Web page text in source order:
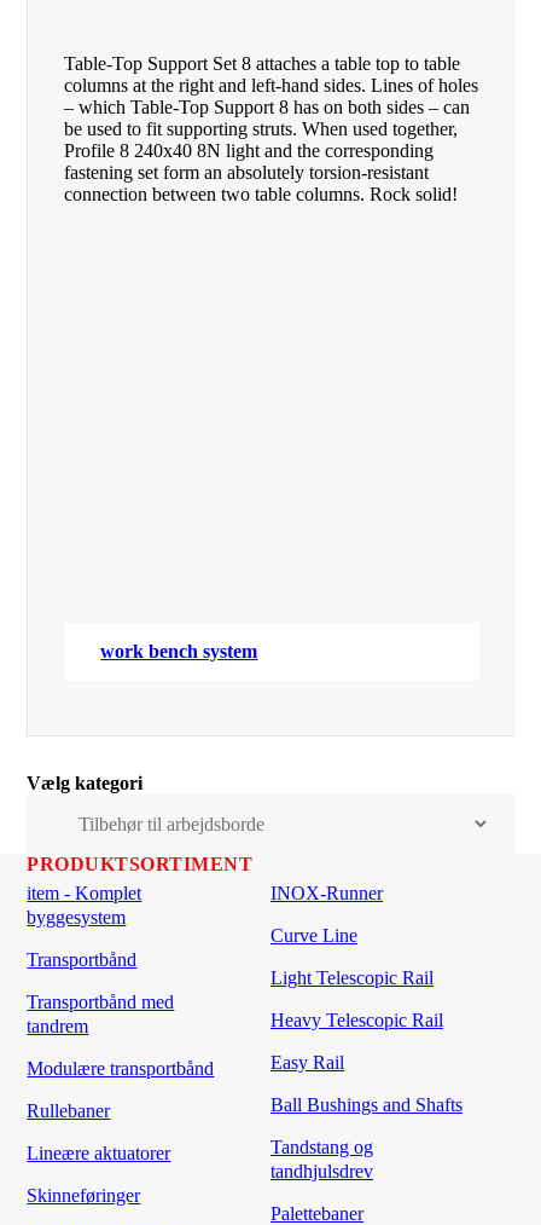
Vælg kategori
Table-Top Support Set 8 attaches a table top to table
columns at the right and left-hand sides. Lines of holes
– which Table-Top Support 8 has on both sides – can
be used to fit supporting struts. When used together,
Profile 8 240x40 8N light and the corresponding
fastening set form an absolutely torsion-resistant
connection between two table columns. Rock solid!
work bench system
PRODUKTSORTIMENT
item - Komplet
byggesystem
Transportbånd
Transportbånd med
tandrem
Modulære transportbånd
Rullebaner
Lineære aktuatorer
Skinneføringer
INOX-Runner
Curve Line
Light Telescopic Rail
Heavy Telescopic Rail
Easy Rail
Ball Bushings and Shafts
Tandstang og
tandhjulsdrev
Palettebaner